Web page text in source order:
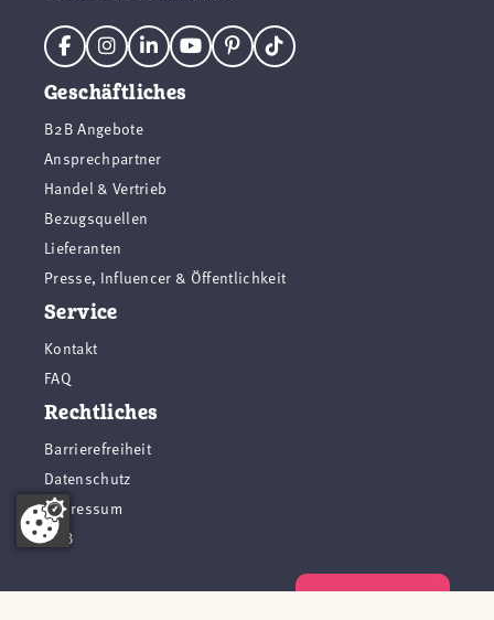
Geschäftliches
B2B Angebote
Ansprechpartner
Handel & Vertrieb
Bezugsquellen
Lieferanten
Presse, Influencer & Öffentlichkeit
Service
Kontakt
FAQ
Rechtliches
Barrierefreiheit
Datenschutz
Impressum
AGB